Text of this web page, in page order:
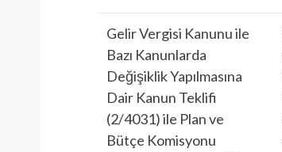
Gelir Vergisi Kanunu ile
Bazı Kanunlarda
Değişiklik Yapılmasına
Dair Kanun Teklifi
(2/4031) ile Plan ve
Bütçe Komisyonu